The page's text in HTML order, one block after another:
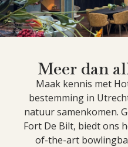
Meer dan
Maak kennis met
bestemming in
natuur samenkomen.
Fort De Bilt, biedt ons
of-the-art